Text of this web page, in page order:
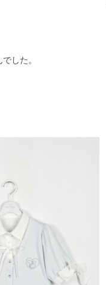
した。